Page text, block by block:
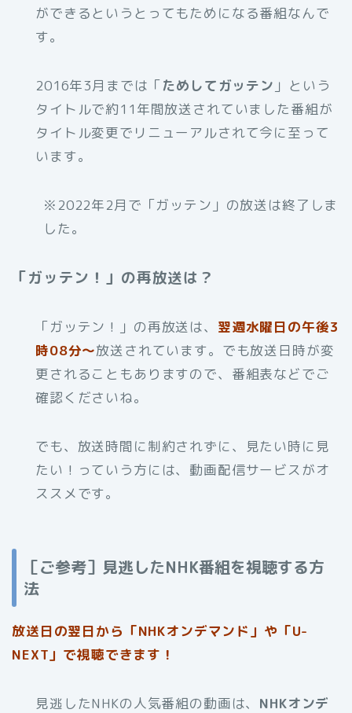
ができるというとってもためになる番組なんで
す。
2016年3月までは「ためしてガッテン 」という
タイトルで約11年間放送されていました番組が
タイトル変更でリニューアルされて今に至って
います。
※2022年2月で「ガッテン」の放送は終了しま
した。
「ガッテン！」の再放送は？
「ガッテン！」の再放送は、 翌週水曜日の午後3
時08分～放送されています。でも放送日時が変
更されることもありますので、番組表などでご
確認くださいね。
でも、放送時間に制約されずに、見たい時に見
たい！っていう方には、動画配信サービスがオ
ススメです。
［ご参考］見逃したNHK番組を視聴する方
法
放送日の翌日から「NHKオンデマンド」や「U-
NEXT」で視聴できます！
見逃したNHKの人気番組の動画は、 NHKオンデ